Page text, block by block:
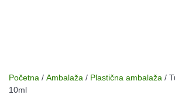
Početna / Ambalaža / Plastična ambalaža /
10ml